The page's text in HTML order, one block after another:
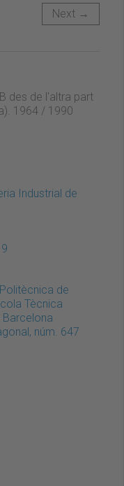
Next →
des de l'altra part
1964 / 1990
Industrial de
de
Tècnica
Barcelona
núm. 647